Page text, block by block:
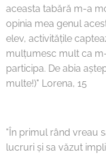
aceasta tabără m-a
opinia mea genul
elev, activitățile
mulțumesc mult ca
participa. De abia
multe!)" Lorena, 15
"În primul rând vreau
lucruri și sa văzut